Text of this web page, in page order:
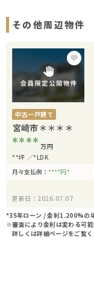
その他周辺物件
中古一戸建て
宮崎市＊＊＊＊
**** 万円
**坪
*LDK
月々支払例： ****円*
更新日：2026.07.07
*35年ローン / 金利1.200%の
※審査により金利は変わる可能
詳しくは詳細ページをご覧く